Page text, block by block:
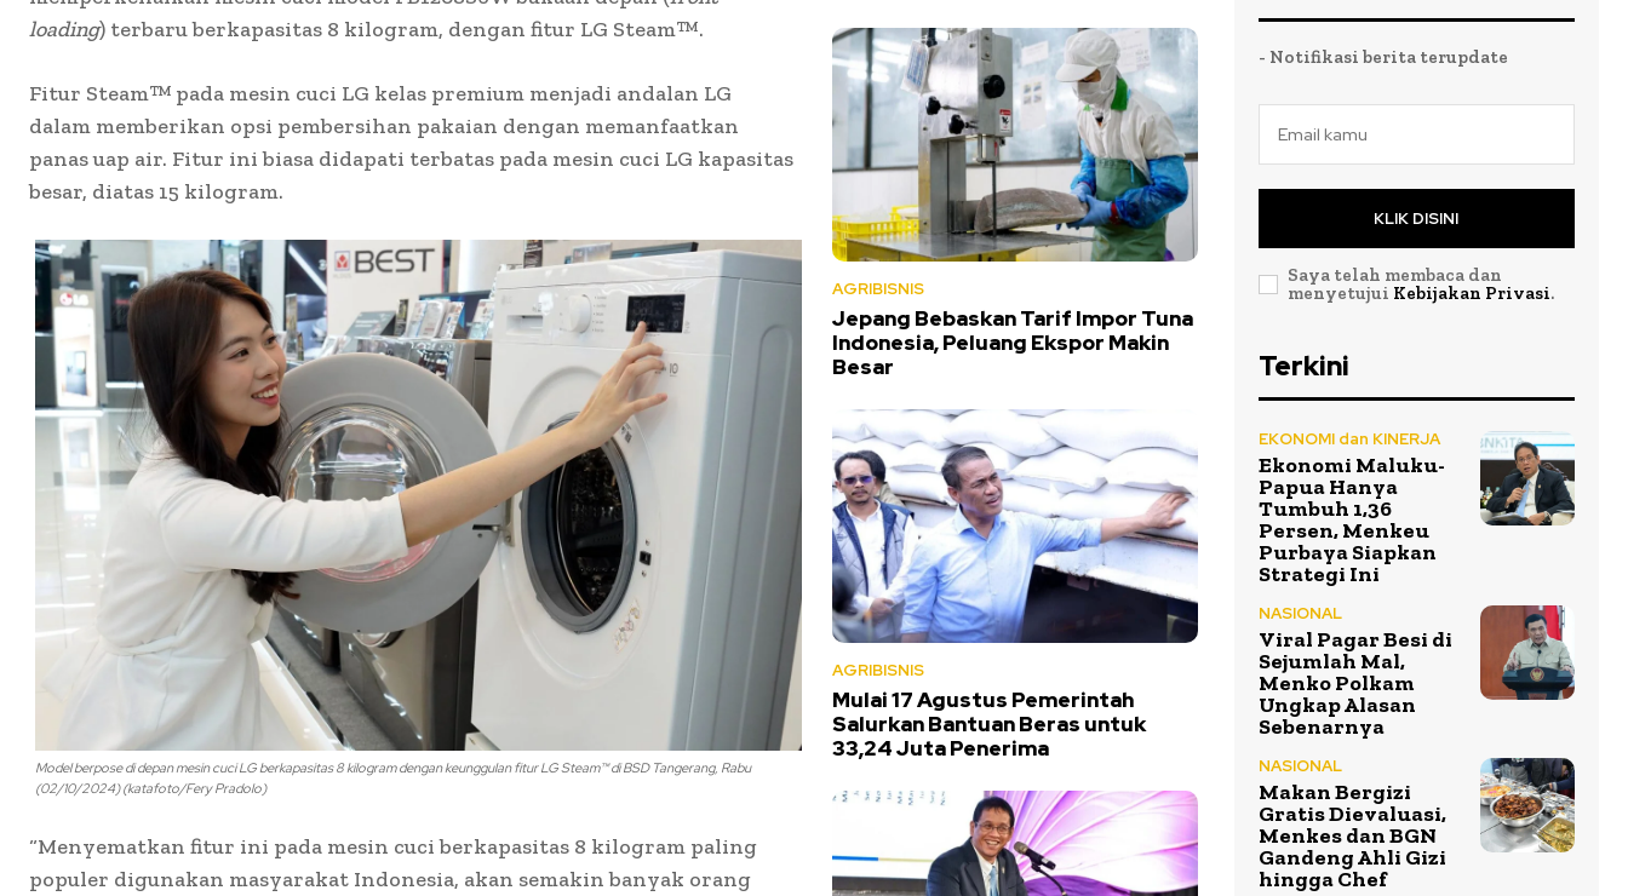
loading) terbaru berkapasitas 8 kilogram, dengan fitur LG Steam™.
Fitur Steam™ pada mesin cuci LG kelas premium menjadi andalan LG
dalam memberikan opsi pembersihan pakaian dengan memanfaatkan
panas uap air. Fitur ini biasa didapati terbatas pada mesin cuci LG kapasitas
besar, diatas 15 kilogram.
Model berpose di depan mesin cuci LG berkapasitas 8 kilogram dengan keunggulan fitur LG Steam™ di BSD Tangerang, Rabu
(02/10/2024) (katafoto/Fery Pradolo)
“Menyematkan fitur ini pada mesin cuci berkapasitas 8 kilogram paling
populer digunakan masyarakat Indonesia, akan semakin banyak orang
AGRIBISNIS
Jepang Bebaskan Tarif Impor Tuna
Indonesia, Peluang Ekspor Makin
Besar
AGRIBISNIS
Mulai 17 Agustus Pemerintah
Salurkan Bantuan Beras untuk
33,24 Juta Penerima
- Notifikasi berita terupdate
KLIK DISINI
Saya telah membaca dan
menyetujui Kebijakan Privasi.
Terkini
EKONOMI dan KINERJA
Ekonomi Maluku-
Papua Hanya
Tumbuh 1,36
Persen, Menkeu
Purbaya Siapkan
Strategi Ini
NASIONAL
Viral Pagar Besi di
Sejumlah Mal,
Menko Polkam
Ungkap Alasan
Sebenarnya
NASIONAL
Makan Bergizi
Gratis Dievaluasi,
Menkes dan BGN
Gandeng Ahli Gizi
hingga Chef